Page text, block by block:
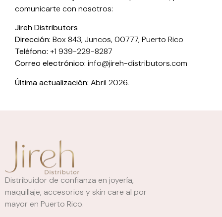
comunicarte con nosotros:
Jireh Distributors
Dirección: Box 843, Juncos, 00777, Puerto Rico
Teléfono: +1 939-229-8287
Correo electrónico: info@jireh-distributors.com
Última actualización: Abril 2026.
Distribuidor de confianza en joyería,
maquillaje, accesorios y skin care al por
mayor en Puerto Rico.